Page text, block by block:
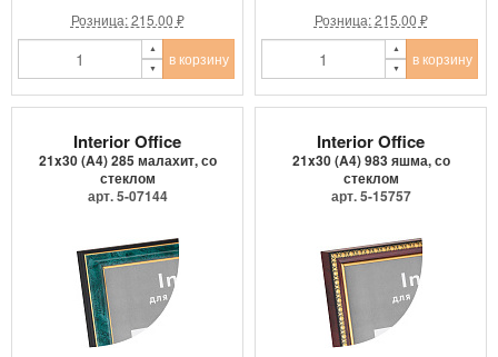
Розница: 215.00 ₽
в корзину
Розница: 215.00 ₽
в корзину
Interior Office
21x30 (A4) 285 малахит, со
стеклом
арт. 5-07144
Interior Office
21x30 (A4) 983 яшма, со
стеклом
арт. 5-15757